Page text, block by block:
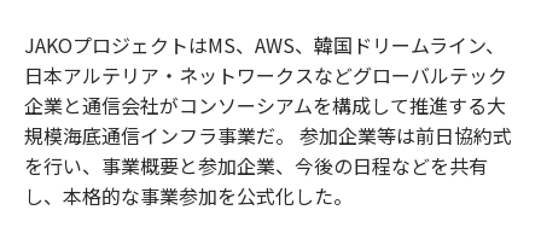
JAKOプロジェクトはMS、AWS、韓国ドリームライン、
日本アルテリア・ネットワークスなどグローバルテック
企業と通信会社がコンソーシアムを構成して推進する大
規模海底通信インフラ事業だ。 参加企業等は前日協約式
を行い、事業概要と参加企業、今後の日程などを共有
し、本格的な事業参加を公式化した。